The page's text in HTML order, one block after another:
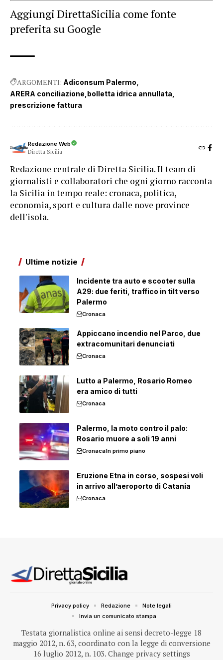
Aggiungi DirettaSicilia come fonte
preferita su Google
ARGOMENTI: Adiconsum Palermo
ARERA conciliazione bolletta idrica annullata
prescrizione fattura
Redazione Web
Diretta Sicilia
Redazione centrale di Diretta Sicilia. Il team di
giornalisti e collaboratori che ogni giorno racconta
la Sicilia in tempo reale: cronaca, politica,
economia, sport e cultura dalle nove province
dell'isola.
Ultime notizie
Incidente tra auto e scooter sulla
A29: due feriti, traffico in tilt verso
Palermo
Cronaca
Appiccano incendio nel Parco, due
extracomunitari denunciati
Cronaca
Lutto a Palermo, Rosario Romeo
era amico di tutti
Cronaca
Palermo, la moto contro il palo:
Rosario muore a soli 19 anni
CronacaIn primo piano
Eruzione Etna in corso, sospesi voli
in arrivo all’aeroporto di Catania
Cronaca
Testata giornalistica online ai sensi decreto-legge 18
maggio 2012, n. 63, coordinato con la legge di conversione
16 luglio 2012, n. 103. Change privacy settings
Privacy policy Redazione
Note legali
Invia un comunicato stampa